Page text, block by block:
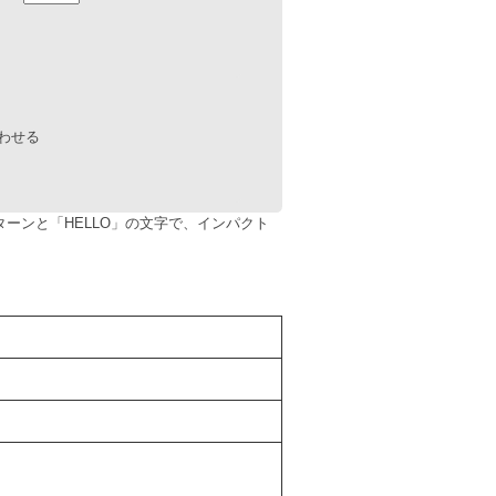
ンと「HELLO」の文字で、インパクト